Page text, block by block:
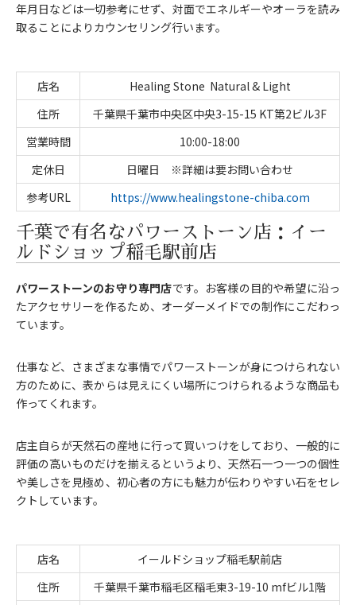
年月日などは一切参考にせず、対面でエネルギーやオーラを読み
取ることによりカウンセリング行います。
店名
Healing Stone Natural & Light
住所
千葉県千葉市中央区中央3-15-15 KT第2ビル3F
営業時間
10:00-18:00
定休日
日曜日 ※詳細は要お問い合わせ
参考URL
https://www.healingstone-chiba.com
千葉で有名なパワーストーン店：イー
ルドショップ稲毛駅前店
パワーストーンのお守り専門店です。お客様の目的や希望に沿っ
たアクセサリーを作るため、オーダーメイドでの制作にこだわっ
ています。
仕事など、さまざまな事情でパワーストーンが身につけられない
方のために、表からは見えにくい場所につけられるような商品も
作ってくれます。
店主自らが天然石の産地に行って買いつけをしており、一般的に
評価の高いものだけを揃えるというより、天然石一つ一つの個性
や美しさを見極め、初心者の方にも魅力が伝わりやすい石をセレ
クトしています。
店名
イールドショップ稲毛駅前店
住所
千葉県千葉市稲毛区稲毛東3-19-10 mfビル1階